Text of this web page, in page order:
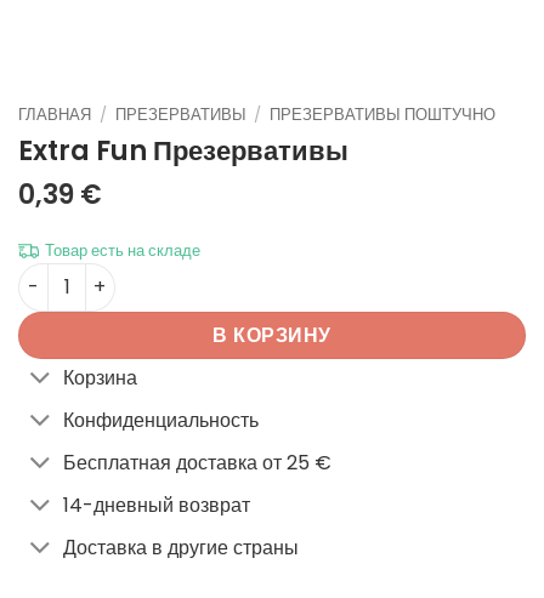
ГЛАВНАЯ / ПРЕЗЕРВАТИВЫ / ПРЕЗЕРВАТИВЫ ПОШТУЧНО
Extra Fun Презервативы
0,39€
Товар есть на складе
Количество товара Extra Fun
В КОРЗИНУ
Корзина
Конфиденциальность
Бесплатная доставка от 25 €
14-дневный возврат
Доставка в другие страны